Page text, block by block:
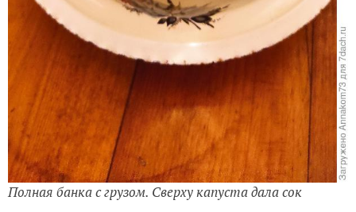
Полная банка с грузом. Сверху капуста дала сок